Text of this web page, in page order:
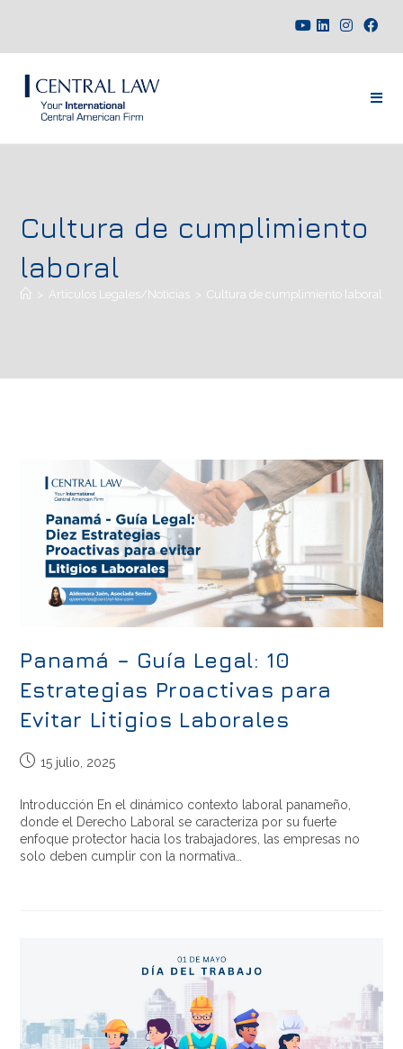
Cultura de cumplimiento
laboral
> Artículos Legales/Noticias > Cultura de cumplimiento laboral
Panamá – Guía Legal: 10
Estrategias Proactivas para
Evitar Litigios Laborales
15 julio, 2025
Introducción En el dinámico contexto laboral panameño,
donde el Derecho Laboral se caracteriza por su fuerte
enfoque protector hacia los trabajadores, las empresas no
solo deben cumplir con la normativa…